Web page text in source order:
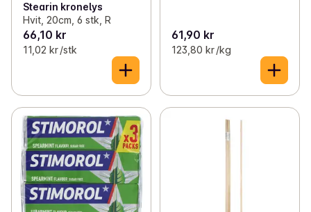
Stearin kronelys
Hvit, 20cm, 6 stk, R
66,10 kr
11,02 kr /stk
61,90 kr
123,80 kr /kg